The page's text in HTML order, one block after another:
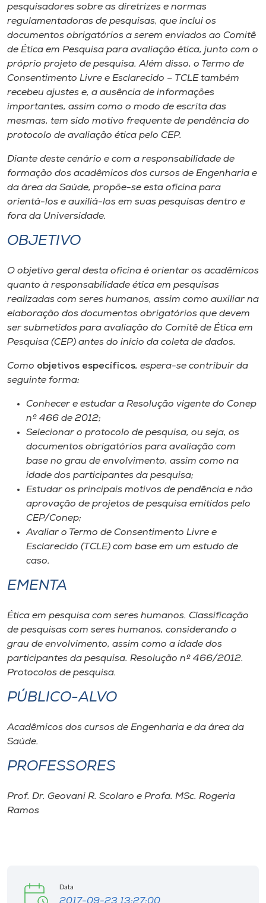
A+
A-
pesquisadores sobre as diretrizes e normas
regulamentadoras de pesquisas, que inclui os
documentos obrigatórios a serem enviados ao Comitê
de Ética em Pesquisa para avaliação ética, junto com o
próprio projeto de pesquisa. Além disso, o Termo de
Consentimento Livre e Esclarecido – TCLE também
recebeu ajustes e, a ausência de informações
importantes, assim como o modo de escrita das
mesmas, tem sido motivo frequente de pendência do
protocolo de avaliação ética pelo CEP.
Diante deste cenário e com a responsabilidade de
formação dos acadêmicos dos cursos de Engenharia e
da área da Saúde, propõe-se esta oficina para
orientá-los e auxiliá-los em suas pesquisas dentro e
fora da Universidade.
OBJETIVO
O objetivo geral desta oficina é orientar os acadêmicos
quanto à responsabilidade ética em pesquisas
realizadas com seres humanos, assim como auxiliar na
elaboração dos documentos obrigatórios que devem
ser submetidos para avaliação do Comitê de Ética em
Pesquisa (CEP) antes do início da coleta de dados.
Como objetivos específicos, espera-se contribuir da
seguinte forma:
Conhecer e estudar a Resolução vigente do Conep
nº 466 de 2012;
Selecionar o protocolo de pesquisa, ou seja, os
documentos obrigatórios para avaliação com
base no grau de envolvimento, assim como na
idade dos participantes da pesquisa;
Estudar os principais motivos de pendência e não
aprovação de projetos de pesquisa emitidos pelo
CEP/Conep;
Avaliar o Termo de Consentimento Livre e
Esclarecido (TCLE) com base em um estudo de
caso.
EMENTA
Ética em pesquisa com seres humanos. Classificação
de pesquisas com seres humanos, considerando o
grau de envolvimento, assim como a idade dos
participantes da pesquisa. Resolução nº 466/2012.
Protocolos de pesquisa.
PÚBLICO-ALVO
Acadêmicos dos cursos de Engenharia e da área da
Saúde.
PROFESSORES
Prof. Dr. Geovani R. Scolaro e Profa. MSc. Rogeria
Ramos
Data